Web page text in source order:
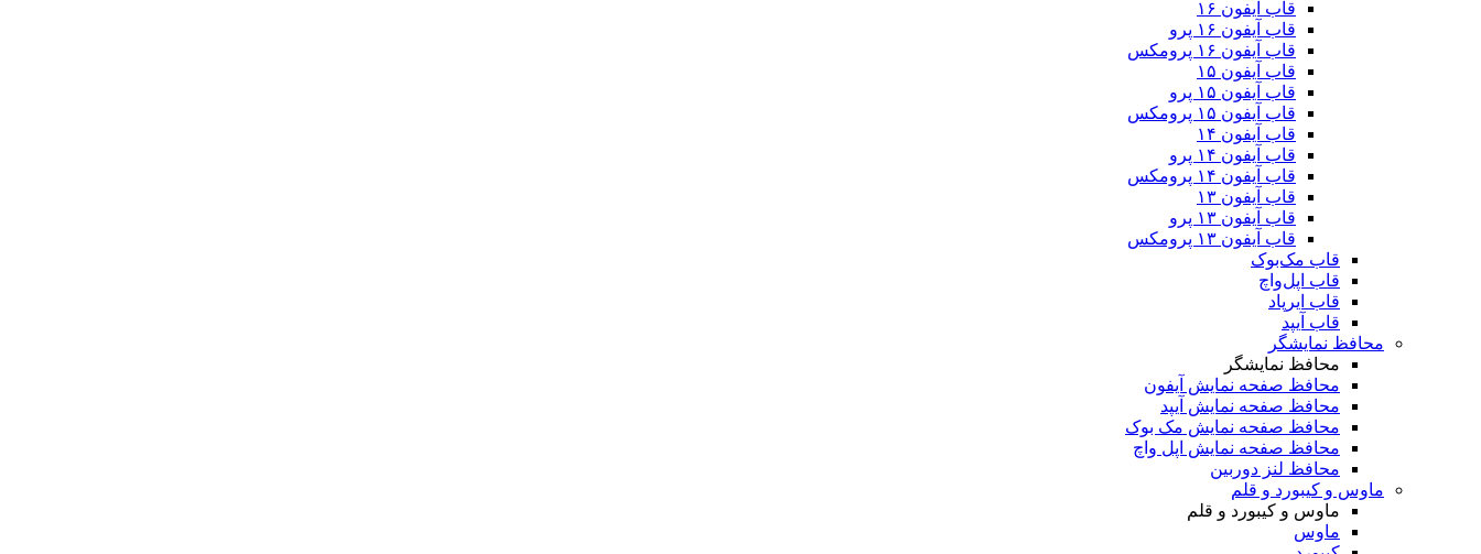
قاب آیفون ۱۶
قاب آیفون ۱۶ پرو
قاب آیفون ۱۶ پرومکس
قاب آیفون ۱۵
قاب آیفون ۱۵ پرو
قاب آیفون ۱۵ پرومکس
قاب آیفون ۱۴
قاب آیفون ۱۴ پرو
قاب آیفون ۱۴ پرومکس
قاب آیفون ۱۳
قاب آیفون ۱۳ پرو
قاب آیفون ۱۳ پرومکس
قاب مک‌بوک
قاب اپل‌واچ
قاب ایرپاد
قاب آیپد
محافظ نمایشگر
محافظ نمایشگر
محافظ صفحه نمایش آیفون
محافظ صفحه نمایش آیپد
محافظ صفحه نمایش مک بوک
محافظ صفحه نمایش اپل واچ
محافظ لنز دوربین
ماوس و کیبورد و قلم
ماوس و کیبورد و قلم
ماوس